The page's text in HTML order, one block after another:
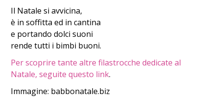
Il Natale si avvicina,
è in soffitta ed in cantina
e portando dolci suoni
rende tutti i bimbi buoni.
Per scoprire tante altre filastrocche dedicate al
Natale, seguite questo link.
Immagine: babbonatale.biz